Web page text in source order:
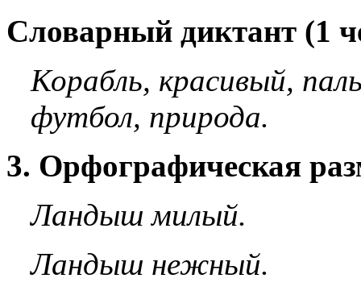
Словарный диктант (1
Корабль, красивый,
футбол, природа.
3. Орфографическая
Ландыш милый.
Ландыш нежный.